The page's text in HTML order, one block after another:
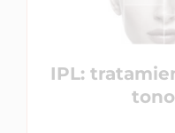
IPL: